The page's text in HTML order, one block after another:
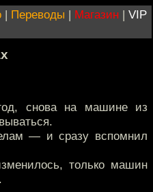
| Переводы | Магазин | VIP
снова на машине из
— и сразу вспомнил
только машин